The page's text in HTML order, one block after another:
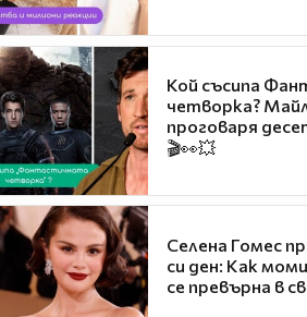
Кой съсипа
четворка?
проговаря
🎬👀💥
Селена Гомес
си ден: Как
се превърна в